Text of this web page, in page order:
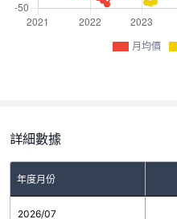
月均價
詳細數據
年度月份
2026/07